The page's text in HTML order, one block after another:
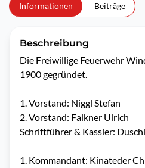
Informationen Beiträge
Beschreibung
Die Freiwillige Feuerwehr
1900 gegründet.
1. Vorstand: Niggl Stefan
2. Vorstand: Falkner Ulrich
Schriftführer & Kassier:
1. Kommandant: Kinateder